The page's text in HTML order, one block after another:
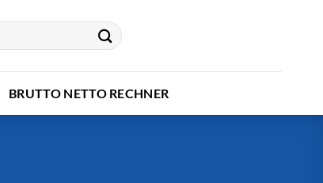
BRUTTO NETTO RECHNER